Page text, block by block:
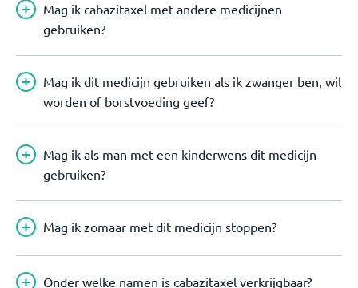
Mag ik cabazitaxel met andere medicijnen
gebruiken?
Mag ik dit medicijn gebruiken als ik zwanger ben, wil
worden of borstvoeding geef?
Mag ik als man met een kinderwens dit medicijn
gebruiken?
Mag ik zomaar met dit medicijn stoppen?
Onder welke namen is cabazitaxel verkrijgbaar?